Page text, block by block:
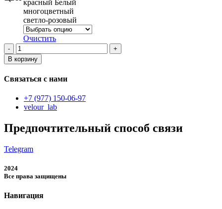
красный Белый
многоцветный
светло-розовый
Очистить
Количество
товара
Женская
В корзину
Связаться с нами
+7 (977) 150-06-97
velour_lab
Предпочтительный способ связи
Telegram
2024
Все права защищены
Навигация